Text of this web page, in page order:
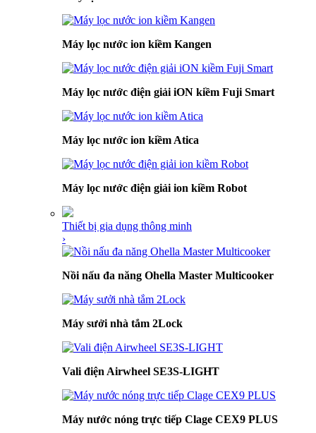
Máy lọc nước ion kiềm Kangen
Máy lọc nước điện giải iON kiềm Fuji Smart
Máy lọc nước ion kiềm Atica
Máy lọc nước điện giải ion kiềm Robot
Thiết bị gia dụng thông minh
›
Nồi nấu đa năng Ohella Master Multicooker
Máy sưởi nhà tắm 2Lock
Vali điện Airwheel SE3S-LIGHT
Máy nước nóng trực tiếp Clage CEX9 PLUS